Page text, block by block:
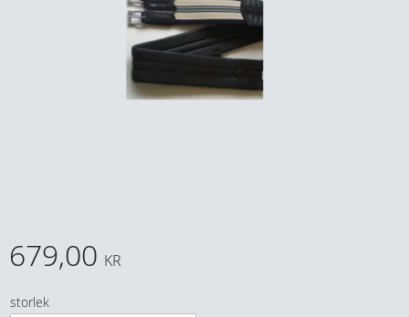
679,00 KR
storlek